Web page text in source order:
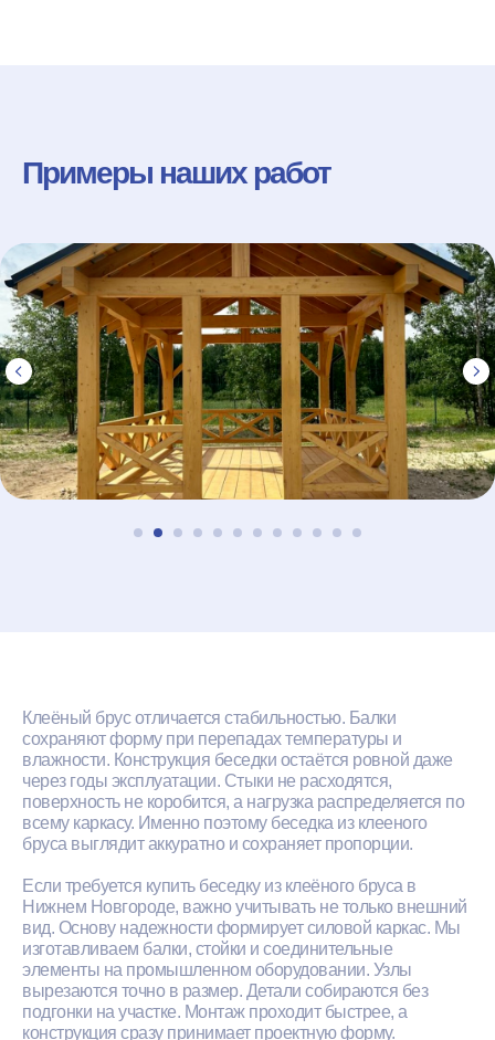
Примеры наших работ
Клеёный брус отличается стабильностью. Балки
сохраняют форму при перепадах температуры и
влажности. Конструкция беседки остаётся ровной даже
через годы эксплуатации. Стыки не расходятся,
поверхность не коробится, а нагрузка распределяется по
всему каркасу. Именно поэтому беседка из клееного
бруса выглядит аккуратно и сохраняет пропорции.
Если требуется купить беседку из клеёного бруса в
Нижнем Новгороде, важно учитывать не только внешний
вид. Основу надежности формирует силовой каркас. Мы
изготавливаем балки, стойки и соединительные
элементы на промышленном оборудовании. Узлы
вырезаются точно в размер. Детали собираются без
подгонки на участке. Монтаж проходит быстрее, а
конструкция сразу принимает проектную форму.